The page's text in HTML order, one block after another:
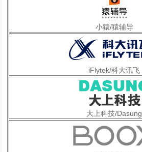
小猿/猿辅导
iFlytek/科大讯飞
大上科技/Dasung